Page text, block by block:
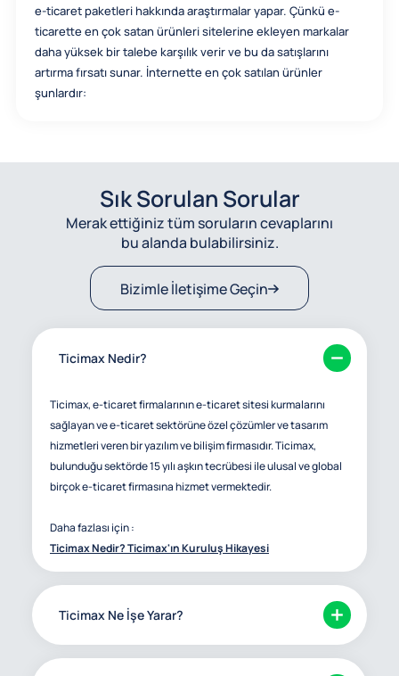
e-ticaret paketleri hakkında araştırmalar yapar. Çünkü e-
ticarette en çok satan ürünleri sitelerine ekleyen markalar
daha yüksek bir talebe karşılık verir ve bu da satışlarını
artırma fırsatı sunar. İnternette en çok satılan ürünler
şunlardır:
Sık Sorulan Sorular
Merak ettiğiniz tüm soruların cevaplarını
bu alanda bulabilirsiniz.
Bizimle İletişime Geçin
Ticimax Nedir?
Ticimax, e-ticaret firmalarının e-ticaret sitesi kurmalarını
sağlayan ve e-ticaret sektörüne özel çözümler ve tasarım
hizmetleri veren bir yazılım ve bilişim firmasıdır. Ticimax,
bulunduğu sektörde 15 yılı aşkın tecrübesi ile ulusal ve global
birçok e-ticaret firmasına hizmet vermektedir.
Daha fazlası için :
Ticimax Nedir? Ticimax'ın Kuruluş Hikayesi
Ticimax Ne İşe Yarar?